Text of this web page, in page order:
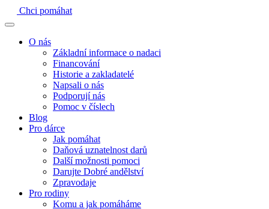
Chci pomáhat
O nás
Základní informace o nadaci
Financování
Historie a zakladatelé
Napsali o nás
Podporují nás
Pomoc v číslech
Blog
Pro dárce
Jak pomáhat
Daňová uznatelnost darů
Další možnosti pomoci
Darujte Dobré andělství
Zpravodaje
Pro rodiny
Komu a jak pomáháme